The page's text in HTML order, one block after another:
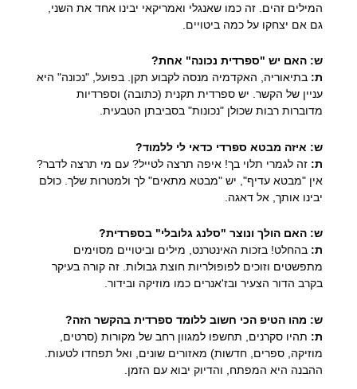
המילים זהים. זה כמו שאנגלי ואמריקאי יבינו אחד את השני,
גם אם יצחקו על כמה ביטויים.
ש: האם יש "ספרדית נכונה" אחת?
ת: בתיאוריה, האקדמיה מנסה לקבוע תקן. בפועל, "נכונה" היא
עניין של הקשר. יש ספרדית תקנית (כתובה) וספרדיות
מדוברות רבות שכולן "נכונות" בסביבתן הטבעית.
ש: איזה מבטא ספרדי כדאי לי ללמוד?
ת: זה לגמרי תלוי בך! איפה תרצה לטייל? עם מי תרצה לדבר?
אין "מבטא עדיף", יש "מבטא מתאים" לך ולמטרות שלך. כולם
יבינו אותך, אל דאגה.
ש: האם הולך ונוצר "סלנג גלובלי" בספרדית?
ת: בהחלט! בזכות האינטרנט, מילים וביטויים מסוימים
מתפשטים וזוכים לפופולריות חוצת גבולות. זה קורה בעיקר
בקרב הדור הצעיר ובז'אנרים כמו מוזיקה ובידור.
ש: מהו הטיפ הכי חשוב ללומד ספרדית בהקשר הזה?
ת: תהיו סקרנים, תחשפו למגוון רחב של מקורות (סרטים,
מוזיקה, ספרים, חדשות) מאזורים שונים, ואל תפחדו לטעות.
ההבנה היא המפתח, והדיוק יבוא עם הזמן.